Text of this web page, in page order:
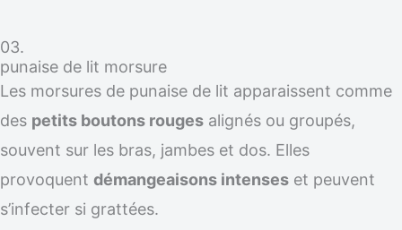
03.
punaise de lit morsure
Les morsures de punaise de lit apparaissent comme
des petits boutons rouges alignés ou groupés,
souvent sur les bras, jambes et dos. Elles
provoquent démangeaisons intenses et peuvent
s’infecter si grattées.